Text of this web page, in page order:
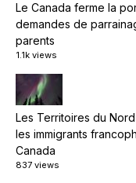
Le Canada ferme la
demandes de
parents
1.1k views
Les Territoires du
les immigrants
Canada
837 views